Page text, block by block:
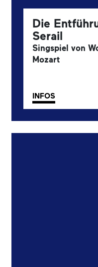
Die
Serail
Singspiel von
Mozart
INFOS